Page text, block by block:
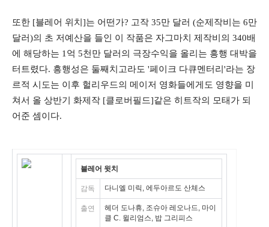
또한 [블레어 위치]는 어떤가? 고작 35만 달러 (순제작비는 6만
달러)의 초 저예산을 들인 이 작품은 자그마치 제작비의 340배
에 해당하는 1억 5천만 달러의 극장수익을 올리는 흥행 대박을
터트렸다. 흥행성은 둘째치고라도 '페이크 다큐멘터리'라는 장
르적 시도는 이후 헐리우드의 메이저 영화들에게도 영향을 미
쳐서 올 상반기 화제작 [클로버필드]같은 히트작의 모태가 되
어준 셈이다.
블레어 윗치
감독
다니엘 미릭, 에두아르도 산체스
(1999 / 미국)
출연
헤더 도나휴, 조슈아 레오나드, 마이
클 C. 윌리엄스, 밥 그리피스